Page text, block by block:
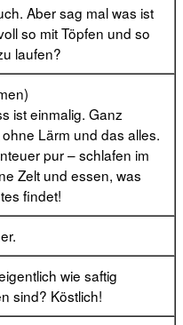
Aber sag mal was ist
so mit Töpfen und so
laufen?
ist einmalig. Ganz
Lärm und das alles.
pur – schlafen im
Zelt und essen, was
findet!
wie saftig
sind? Köstlich!